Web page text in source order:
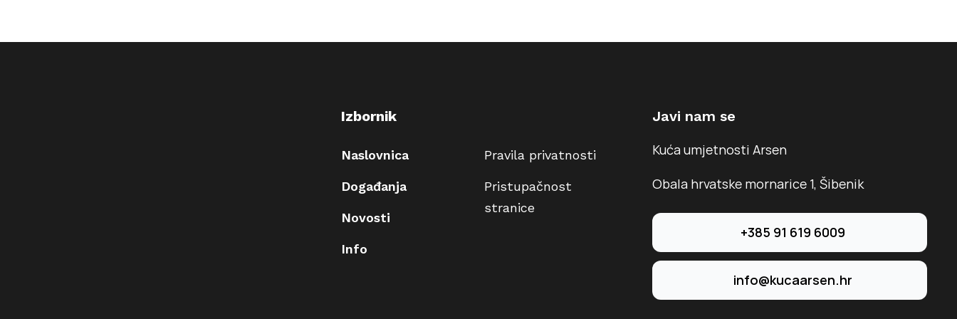
Izbornik
Naslovnica
Događanja
Novosti
Info
Pravila privatnosti
Pristupačnost
stranice
Javi nam se
Kuća umjetnosti Arsen
Obala hrvatske mornarice 1, Šibenik
+385 91 619 6009
info@kucaarsen.hr